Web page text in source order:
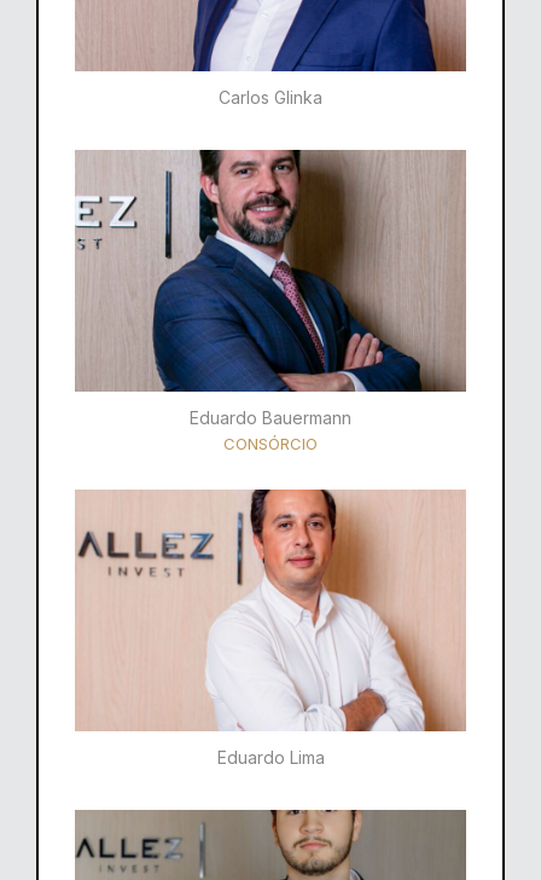
Carlos Glinka
Eduardo Bauermann
CONSÓRCIO
Eduardo Lima